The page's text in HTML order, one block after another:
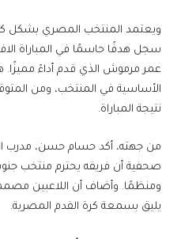
ويعتمد المنتخب المصري بشكل
سجل هدفًا حاسمًا في المباراة
عمر مرموش الذي قدم أداءً مميزًا.
الأساسية في المنتخب، ومن
نتيجة المباراة.
من جهته، أكد حسام حسن، مدرب
صحفية أن فريقه يحترم منتخب جنوب
ومنظمًا. وأضاف أن اللاعبين
يليق بسمعة كرة القدم المصرية.